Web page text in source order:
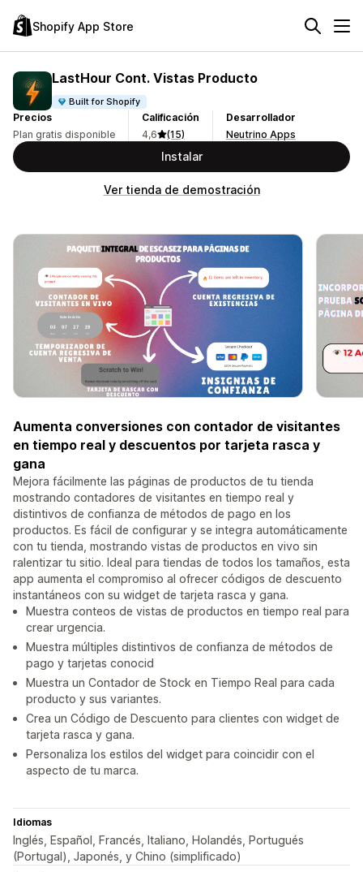
Shopify App Store
LastHour Cont. Vistas Producto
Built for Shopify
Precios
Plan gratis disponible
Calificación
4,6
(15)
Desarrollador
Neutrino Apps
Instalar
Ver tienda de demostración
Aumenta conversiones con contador de visitantes
en tiempo real y descuentos por tarjeta rasca y
gana
Mejora fácilmente las páginas de productos de tu tienda
mostrando contadores de visitantes en tiempo real y
distintivos de confianza de métodos de pago en los
productos. Es fácil de configurar y se integra automáticamente
con tu tienda, mostrando vistas de productos en vivo sin
ralentizar tu sitio. Ideal para tiendas de todos los tamaños, esta
app aumenta el compromiso al ofrecer códigos de descuento
instantáneos con su widget de tarjeta rasca y gana.
Muestra conteos de vistas de productos en tiempo real para
crear urgencia.
Muestra múltiples distintivos de confianza de métodos de
pago y tarjetas conocid
Muestra un Contador de Stock en Tiempo Real para cada
producto y sus variantes.
Crea un Código de Descuento para clientes con widget de
tarjeta rasca y gana.
Personaliza los estilos del widget para coincidir con el
aspecto de tu marca.
Idiomas
Inglés, Español, Francés, Italiano, Holandés, Portugués
(Portugal), Japonés, y Chino (simplificado)